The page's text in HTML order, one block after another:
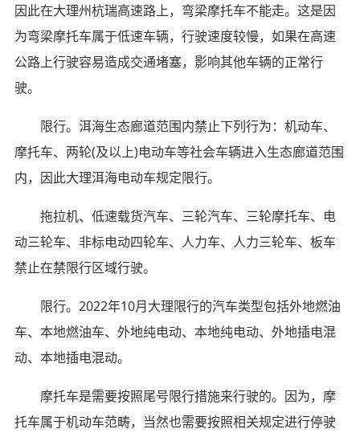
因此在大理州杭瑞高速路上，弯梁摩托车不能走。这是因
为弯梁摩托车属于低速车辆，行驶速度较慢，如果在高速
公路上行驶容易造成交通堵塞，影响其他车辆的正常行
驶。
限行。洱海生态廊道范围内禁止下列行为：机动车、
摩托车、两轮(及以上)电动车等社会车辆进入生态廊道范围
内，因此大理洱海电动车规定限行。
拖拉机、低速载货汽车、三轮汽车、三轮摩托车、电
动三轮车、非标电动四轮车、人力车、人力三轮车、板车
禁止在禁限行区域行驶。
限行。2022年10月大理限行的汽车类型包括外地燃油
车、本地燃油车、外地纯电动、本地纯电动、外地插电混
动、本地插电混动。
摩托车是需要按照尾号限行措施来行驶的。因为，摩
托车属于机动车范畴，当然也需要按照相关规定进行停驶